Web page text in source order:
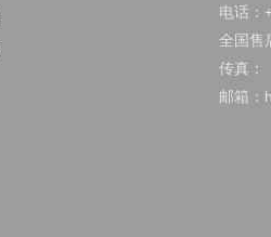
电话：
全国售
传真：
邮箱：